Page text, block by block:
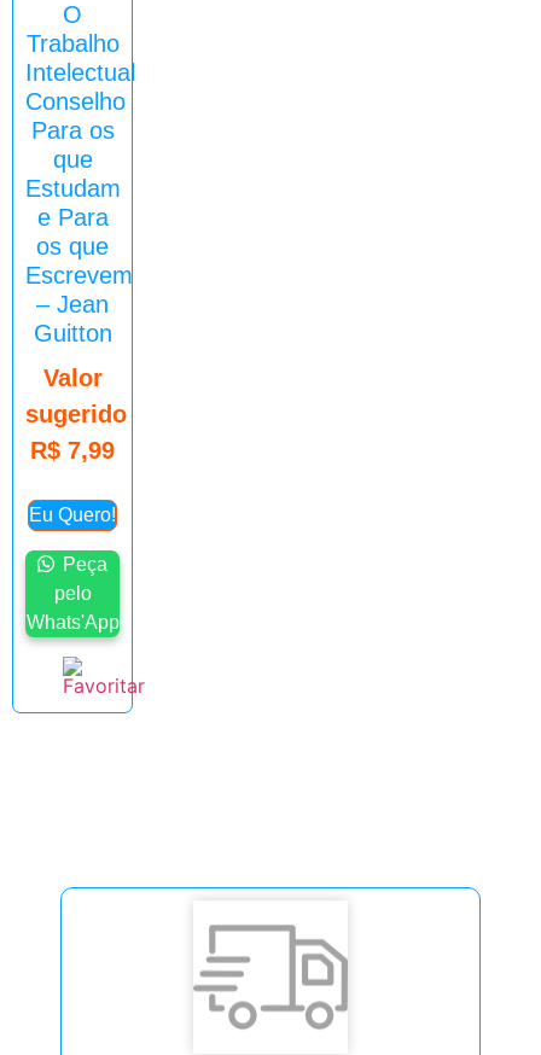
O
Trabalho
Intelectual
Conselho
Para os
que
Estudam
e Para
os que
Escrevem
– Jean
Guitton
Valor
sugerido
R$ 7,99
Eu Quero!
Peça
pelo
Whats'App